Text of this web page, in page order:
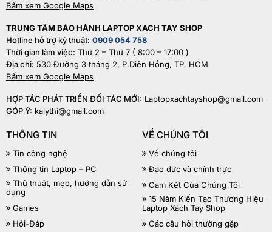
Bấm xem Google Maps
TRUNG TÂM BẢO HÀNH LAPTOP XACH TAY SHOP
Hotline hỗ trợ kỹ thuật: 0909 054 758
Thời gian làm việc: Thứ 2 – Thứ 7 ( 8:00 – 17:00 )
Địa chỉ: 530 Đường 3 tháng 2, P.Diên Hồng, TP. HCM
Bấm xem Google Maps
HỢP TÁC PHÁT TRIỂN ĐỐI TÁC MỚI: Laptopxachtayshop@gmail.com
GÓP Ý: kalythi@gmail.com
THÔNG TIN
Tin công nghệ
Thông tin Laptop – PC
Thủ thuật, mẹo, hướng dẫn sử
dụng
Games
Hỏi-Đáp
VỀ CHÚNG TÔI
Về chúng tôi
Đạo đức và chính trực
Cam Kết Của Chúng Tôi
15 Năm Kiến Tạo Thương Hiệu
Laptop Xách Tay Shop
Các câu hỏi thường gặp